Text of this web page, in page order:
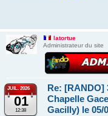
latortue
Administrateur du site
JUIL. 2026
01
12:38
Re: [RANDO]
Chapelle
Gacilly) le 05/